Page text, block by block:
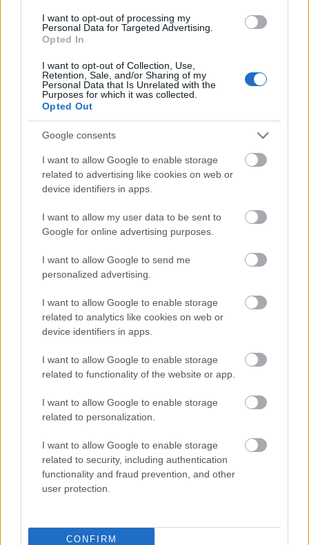
I want to opt-out of processing my
Personal Data for Targeted Advertising.
Opted In
I want to opt-out of Collection, Use,
Retention, Sale, and/or Sharing of my
Personal Data that Is Unrelated with the
Purposes for which it was collected.
Opted Out
Google consents
I want to allow Google to enable storage
related to advertising like cookies on web or
device identifiers in apps.
I want to allow my user data to be sent to
Google for online advertising purposes.
I want to allow Google to send me
personalized advertising.
I want to allow Google to enable storage
related to analytics like cookies on web or
device identifiers in apps.
I want to allow Google to enable storage
related to functionality of the website or app.
I want to allow Google to enable storage
related to personalization.
I want to allow Google to enable storage
related to security, including authentication
functionality and fraud prevention, and other
user protection.
CONFIRM
Και οι τρεις αθλητές χαρακτήρισαν τη Μαρίνα
Φλοίσβου «σπίτι τους» και τον ΝΟΠΦ «δεύτερη
οικογένεια», επισημαίνοντας πόσο σημαντικό για
την προετοιμασία τους ενόψει μεγάλων
αθλητικών διοργανώσεων είναι το γεγονός ότι
πλέον, ο Ναυτικός Όμιλος έχει εξασφαλίσει τη
μακροχρόνια παρουσία του στη μαρίνα.
Η συνεργασία των τριών μερών αποδεικνύει ότι η
αξιοποίηση της δημόσιας ακίνητης περιουσίας
μπορεί να δημιουργεί πολλαπλασιαστική αξία:
ενισχύει την αναπτυξιακή δυναμική εμβληματικών
υποδομών, στηρίζει ιστορικούς θεσμούς με
σημαντική κοινωνική προσφορά και διαμορφώνει
ισχυρούς δεσμούς που αφήνουν θετικό
αποτύπωμα στις τοπικές κοινωνίες και στις
επόμενες γενιές.